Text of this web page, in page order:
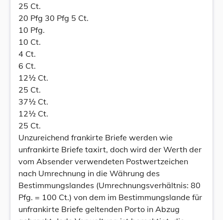
25 Ct.
20 Pfg 30 Pfg 5 Ct.
10 Pfg.
10 Ct.
4 Ct.
6 Ct.
12½ Ct.
25 Ct.
37½ Ct.
12½ Ct.
25 Ct.
Unzureichend frankirte Briefe werden wie
unfrankirte Briefe taxirt, doch wird der Werth der
vom Absender verwendeten Postwertzeichen
nach Umrechnung in die Währung des
Bestimmungslandes (Umrechnungsverhältnis: 80
Pfg. = 100 Ct.) von dem im Bestimmungslande für
unfrankirte Briefe geltenden Porto in Abzug